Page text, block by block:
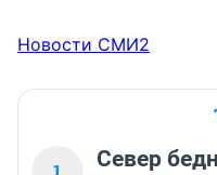
Новости СМИ2
Север